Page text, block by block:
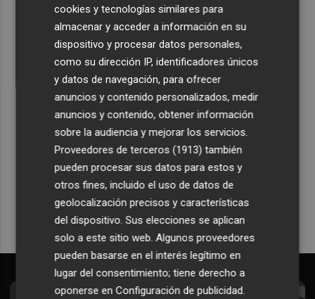
El cubano Papillo triunfa en el certamen del Trovo
Pascual García-Mateos de La Unión
Recibe toda la actualidad de
Plaza Podcast en tu correo
Quiero suscribirme
cookies y tecnologías similares para
almacenar y acceder a información en su
dispositivo y procesar datos personales,
como su dirección IP, identificadores únicos
y datos de navegación, para ofrecer
anuncios y contenido personalizados, medir
anuncios y contenido, obtener información
sobre la audiencia y mejorar los servicios.
Proveedores de terceros (1913) también
pueden procesar sus datos para estos y
otros fines, incluido el uso de datos de
geolocalización precisos y características
del dispositivo. Sus elecciones se aplican
solo a este sitio web. Algunos proveedores
pueden basarse en el interés legítimo en
lugar del consentimiento; tiene derecho a
oponerse enConfiguración de publicidad.